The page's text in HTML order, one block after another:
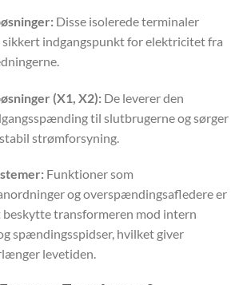
Disse isolerede terminaler
sikkert indgangspunkt for elektricitet fra
(X1, X2):De leverer den
til slutbrugerne og sørger
strømforsyning.
Funktioner som
og overspændingsafledere er
transformeren mod intern
spændingsspidser, hvilket giver
levetiden.